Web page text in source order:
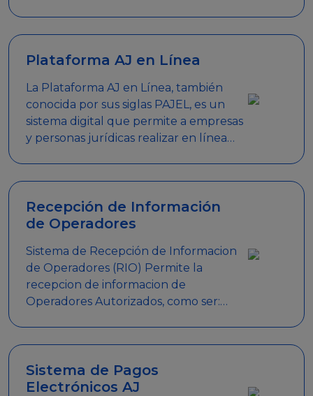
Plataforma AJ en Línea
La Plataforma AJ en Línea, también
conocida por sus siglas PAJEL, es un
sistema digital que permite a empresas
y personas jurídicas realizar en línea
Recepción de Información
de Operadores
Sistema de Recepción de Informacion
de Operadores (RIO) Permite la
recepcion de informacion de
Operadores Autorizados, como ser:
Sistema de Pagos
Electrónicos AJ